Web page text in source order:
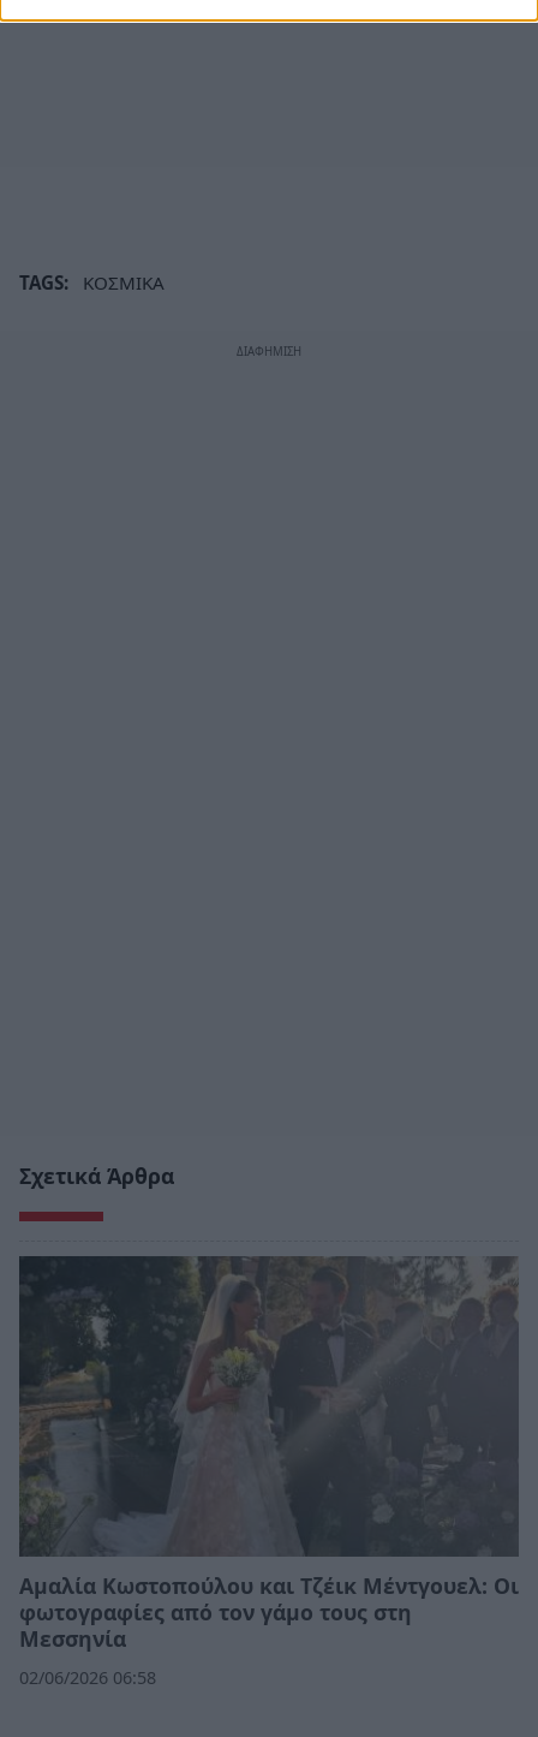
TAGS: ΚΟΣΜΙΚΑ
Σχετικά Άρθρα
Αμαλία Κωστοπούλου και Τζέικ Μέντγουελ: Οι
φωτογραφίες από τον γάμο τους στη
Μεσσηνία
02/06/2026 06:58